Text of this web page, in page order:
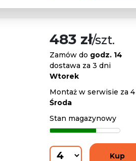
483 zł/szt.
Zamów do godz. 14
dostawa za 3 dni
Wtorek
Montaż w serwisie za
Środa
Stan magazynowy
Kup